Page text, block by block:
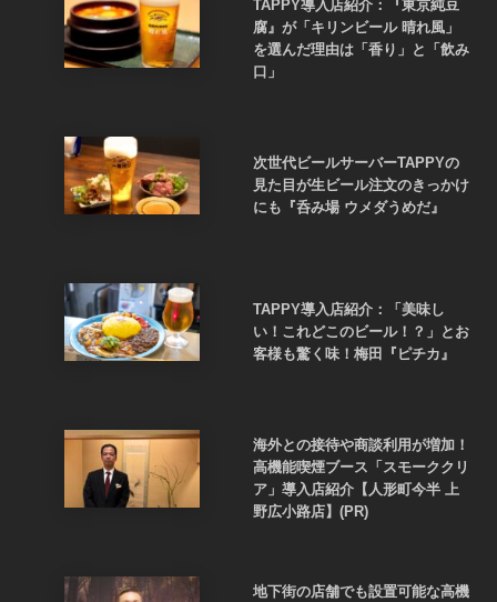
TAPPY導入店紹介：『東京純豆
腐』が「キリンビール 晴れ風」
を選んだ理由は「香り」と「飲み
口」
次世代ビールサーバーTAPPYの
見た目が生ビール注文のきっかけ
にも『呑み場 ウメダうめだ』
TAPPY導入店紹介：「美味し
い！これどこのビール！？」とお
客様も驚く味！梅田『ピチカ』
海外との接待や商談利用が増加！
高機能喫煙ブース「スモーククリ
ア」導入店紹介【人形町今半 上
野広小路店】(PR)
地下街の店舗でも設置可能な高機